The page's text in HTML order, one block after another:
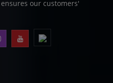
our customers'